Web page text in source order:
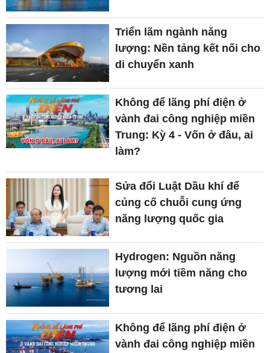
Triển lãm ngành năng
lượng: Nền tảng kết nối cho
di chuyển xanh
Không để lãng phí điện ở
vành đai công nghiệp miền
Trung: Kỳ 4 - Vốn ở đâu, ai
làm?
Sửa đổi Luật Dầu khí để
củng cố chuỗi cung ứng
năng lượng quốc gia
Hydrogen: Nguồn năng
lượng mới tiềm năng cho
tương lai
Không để lãng phí điện ở
vành đai công nghiệp miền